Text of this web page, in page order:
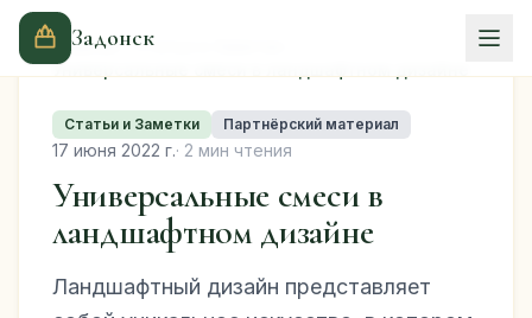
Задонск
Главная
Статьи и Заметки
Универсальные смеси в ландшафтном дизайне
Статьи и Заметки Партнёрский материал
17 июня 2022 г.· 2 мин чтения
Универсальные смеси в
ландшафтном дизайне
Ландшафтный дизайн представляет